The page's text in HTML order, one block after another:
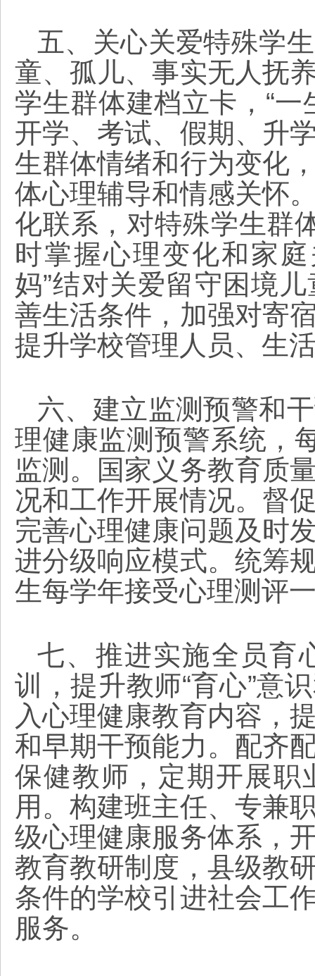
五、关心关爱特殊学
童、孤儿、事实无人抚
学生群体建档立卡，“
开学、考试、假期、升
生群体情绪和行为变化
体心理辅导和情感关怀
化联系，对特殊学生群
时掌握心理变化和家
妈”结对关爱留守困境
善生活条件，加强对寄
提升学校管理人员、生
六、建立监测预警和
理健康监测预警系统，
监测。国家义务教育质
况和工作开展情况。督
完善心理健康问题及时
进分级响应模式。统筹
生每学年接受心理测评
七、推进实施全员育
训，提升教师“育心”意
入心理健康教育内容，
和早期干预能力。配齐
保健教师，定期开展职
用。构建班主任、专兼
级心理健康服务体系，
教育教研制度，县级教
条件的学校引进社会工
服务。